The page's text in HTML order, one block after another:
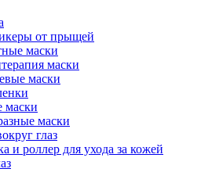
от прыщей
маски
маски
маски
маски
маски
глаз
и роллер для ухода за кожей